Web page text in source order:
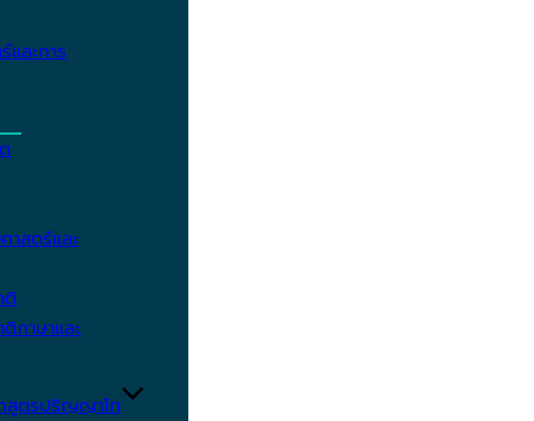
ละการ
สตร์และ
ติ
ภาษาและ
สูตรปริญญาโท